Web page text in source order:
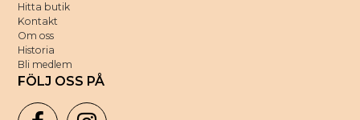
Hitta butik
Kontakt
Om oss
Historia
Bli medlem
FÖLJ OSS PÅ